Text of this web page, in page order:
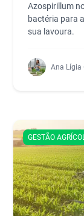
Azospirillum
bactéria para
sua lavoura.
Ana Lígia
GESTÃO